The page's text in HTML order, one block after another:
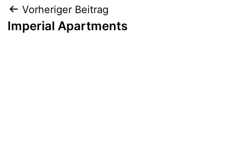
Beitragsnavigation
Vorheriger Beitrag
Imperial Apartments